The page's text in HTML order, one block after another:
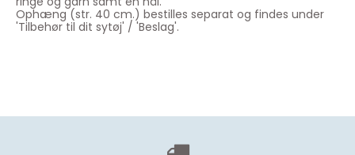
Ophæng (str. 40 cm.) bestilles separat og findes under
'Tilbehør til dit sytøj' / 'Beslag'.